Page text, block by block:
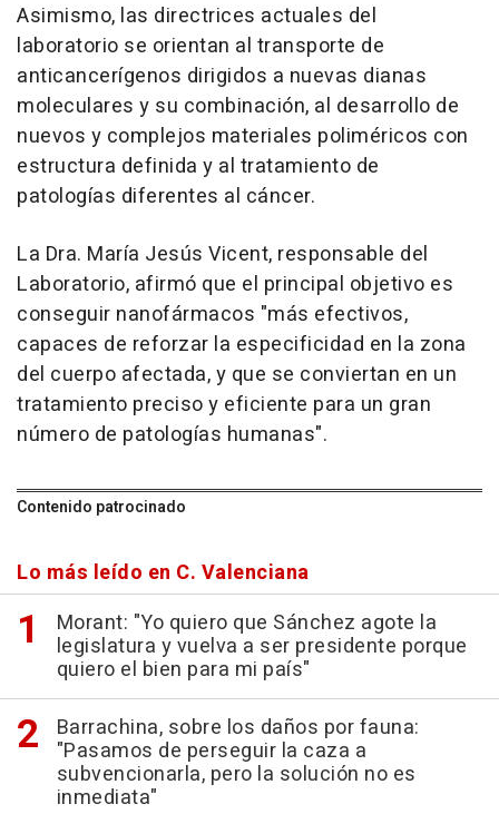
Asimismo, las directrices actuales del
laboratorio se orientan al transporte de
anticancerígenos dirigidos a nuevas dianas
moleculares y su combinación, al desarrollo de
nuevos y complejos materiales poliméricos con
estructura definida y al tratamiento de
patologías diferentes al cáncer.
La Dra. María Jesús Vicent, responsable del
Laboratorio, afirmó que el principal objetivo es
conseguir nanofármacos "más efectivos,
capaces de reforzar la especificidad en la zona
del cuerpo afectada, y que se conviertan en un
tratamiento preciso y eficiente para un gran
número de patologías humanas".
Contenido patrocinado
Lo más leído en C. Valenciana
Morant: "Yo quiero que Sánchez agote la
legislatura y vuelva a ser presidente porque
quiero el bien para mi país"
Barrachina, sobre los daños por fauna:
"Pasamos de perseguir la caza a
subvencionarla, pero la solución no es
inmediata"